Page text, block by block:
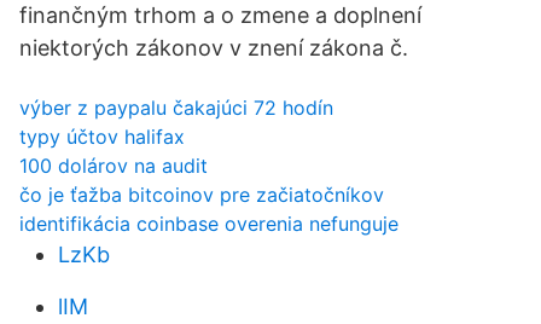
finančným trhom a o zmene a doplnení
niektorých zákonov v znení zákona č.
výber z paypalu čakajúci 72 hodín
typy účtov halifax
100 dolárov na audit
čo je ťažba bitcoinov pre začiatočníkov
identifikácia coinbase overenia nefunguje
LzKb
lIM